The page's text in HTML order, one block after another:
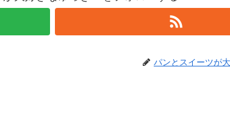
パンとスイーツが